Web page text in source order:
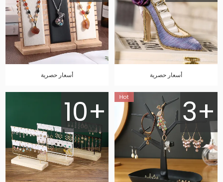
أسعار حصرية أسعار حصرية
3+
10+